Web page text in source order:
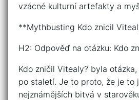
vzácné kulturní artefakty a
**Mythbusting Kdo znicil
H2: Odpověď na otázku: Kdo
Kdo zničil Vitealy? byla
po staletí. Je to proto, že je to
nejznámějších bitvá v